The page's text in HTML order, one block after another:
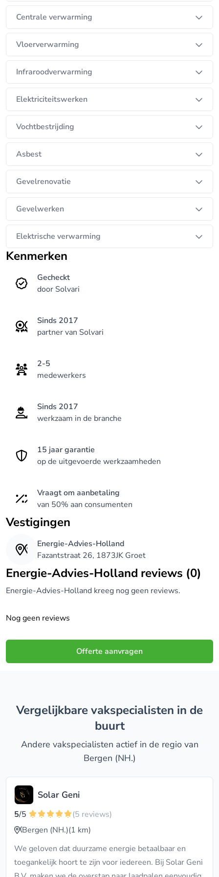
Centrale verwarming
Vloerverwarming
Infraroodverwarming
Elektriciteitswerken
Vochtbestrijding
Asbest
Gevelrenovatie
Gevelwerken
Elektrische verwarming
Kenmerken
Gecheckt
door Solvari
Sinds 2017
partner van Solvari
2-5
medewerkers
Sinds 2017
werkzaam in de branche
15 jaar garantie
op de uitgevoerde werkzaamheden
Vraagt om aanbetaling
van 50% aan consumenten
Vestigingen
Energie-Advies-Holland
Fazantstraat 26, 1873JK Groet
Energie-Advies-Holland reviews (0)
Energie-Advies-Holland kreeg nog geen reviews.
Nog geen reviews
Offerte aanvragen
Vergelijkbare vakspecialisten in de
buurt
Andere vakspecialisten actief in de regio van
Bergen (NH.)
Solar Geni
5/5
(5 reviews)
Bergen (NH.)(1 km)
We geloven dat duurzame energie betaalbaar en
toegankelijk hoort te zijn voor iedereen. Bij Solar Geni